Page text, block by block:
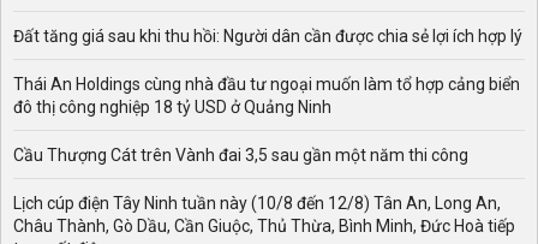
Đất tăng giá sau khi thu hồi: Người dân cần được chia sẻ lợi ích hợp lý
Thái An Holdings cùng nhà đầu tư ngoại muốn làm tổ hợp cảng biển
đô thị công nghiệp 18 tỷ USD ở Quảng Ninh
Cầu Thượng Cát trên Vành đai 3,5 sau gần một năm thi công
Lịch cúp điện Tây Ninh tuần này (10/8 đến 12/8) Tân An, Long An,
Châu Thành, Gò Dầu, Cần Giuộc, Thủ Thừa, Bình Minh, Đức Hoà tiếp